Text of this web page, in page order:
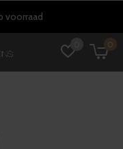
0
voorraad